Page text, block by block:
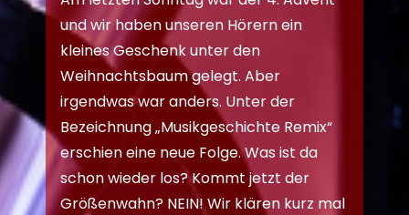
und wir haben unseren Hörern ein
kleines Geschenk unter den
Weihnachtsbaum gelegt. Aber
irgendwas war anders. Unter der
Bezeichnung „Musikgeschichte Remix“
erschien eine neue Folge. Was ist da
schon wieder los? Kommt jetzt der
Größenwahn? NEIN! Wir klären kurz mal